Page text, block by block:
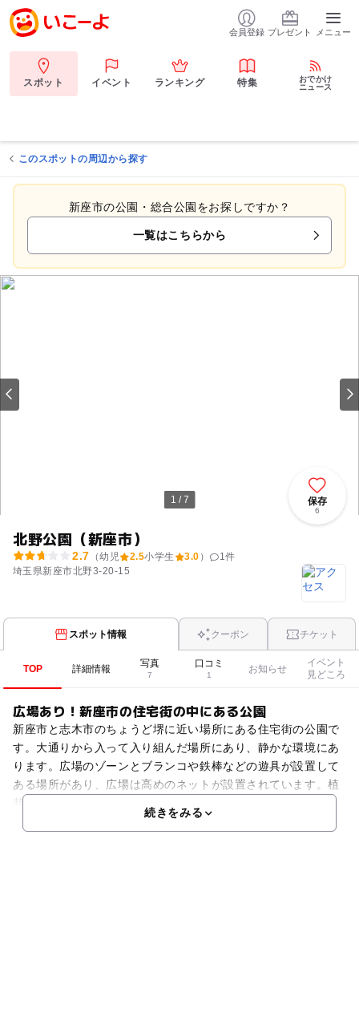
会員登録 プレゼント メニュー
スポット イベント ランキング 特集
おでかけ
ニュース
このスポットの周辺から探す
新座市の公園・総合公園をお探しですか？
一覧はこちらから
1 / 7
北野公園（新座市）
2.7 （幼児 2.5小学生 3.0 ） 1件
埼玉県新座市北野3-20-15
保存
6
スポット情報 クーポン チケット
TOP 詳細情報 写真
7
口コミ
1
お知らせ
イベント
見どころ
広場あり！新座市の住宅街の中にある公園
新座市と志木市のちょうど堺に近い場所にある住宅街の公園で
す。大通りから入って入り組んだ場所にあり、静かな環境にあ
ります。広場のゾーンとブランコや鉄棒などの遊具が設置して
ある場所があり、広場は高めのネットが設置されています。植
栽も多く、秋には紅葉など春夏秋冬さまざまな表情が見られま
続きをみる